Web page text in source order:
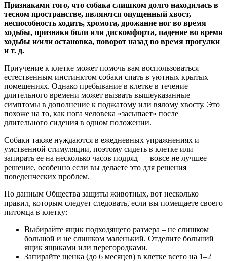
Признаками того, что собака слишком долго находилась в
тесном пространстве, являются опущенный хвост,
неспособность ходить, хромота, дрожание ног во время
ходьбы, признаки боли или дискомфорта, падение во время
ходьбы и/или остановка, поворот назад во время прогулки
и т. д.
Приучение к клетке может помочь вам воспользоваться
естественным инстинктом собаки спать в уютных крытых
помещениях. Однако пребывание в клетке в течение
длительного времени может вызвать вышеуказанные
симптомы в дополнение к поджатому или вялому хвосту. Это
похоже на то, как нога человека «засыпает» после
длительного сидения в одном положении.
Собаки также нуждаются в ежедневных упражнениях и
умственной стимуляции, поэтому сидеть в клетке или
запирать ее на несколько часов подряд — вовсе не лучшее
решение, особенно если вы делаете это для решения
поведенческих проблем.
По данным Общества защиты животных, вот несколько
правил, которым следует следовать, если вы помещаете своего
питомца в клетку:
Выбирайте ящик подходящего размера – не слишком
большой и не слишком маленький. Отделите больший
ящик ящиками или перегородками.
Запирайте щенка (до 6 месяцев) в клетке всего на 1–2